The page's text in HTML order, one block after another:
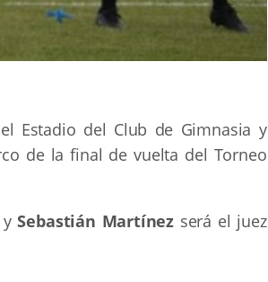
Estadio del Club de Gimnasia y
de la final de vuelta del Torneo
Sebastián Martínez será el juez